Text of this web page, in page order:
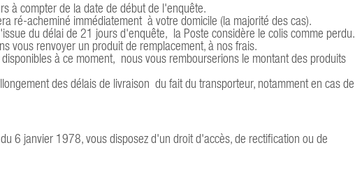
à compter de la date de début de l'enquête.
ré-acheminé immédiatement à votre domicile (la majorité des cas).
du délai de 21 jours d'enquête, la Poste considère le colis comme perdu.
vous renvoyer un produit de remplacement, à nos frais.
à ce moment, nous vous rembourserions le montant des produits
des délais de livraison du fait du transporteur, notamment en cas de
6 janvier 1978, vous disposez d'un droit d'accès, de rectification ou de